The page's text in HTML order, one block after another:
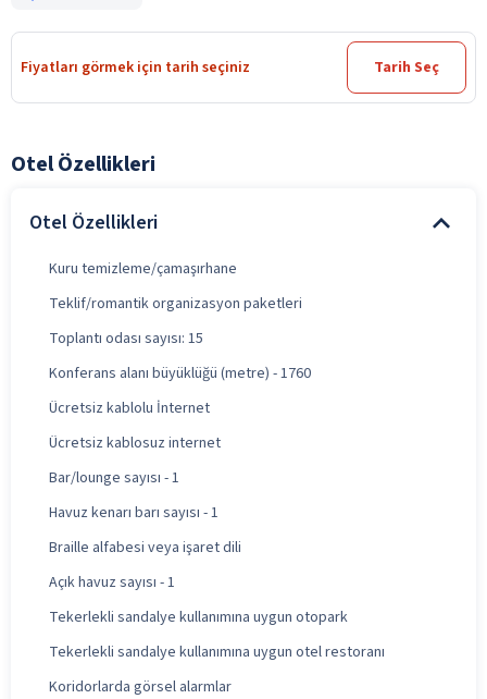
Fiyatları görmek için tarih seçiniz Tarih Seç
Otel Özellikleri
Otel Özellikleri
Kuru temizleme/çamaşırhane
Teklif/romantik organizasyon paketleri
Toplantı odası sayısı: 15
Konferans alanı büyüklüğü (metre) - 1760
Ücretsiz kablolu İnternet
Ücretsiz kablosuz internet
Bar/lounge sayısı - 1
Havuz kenarı barı sayısı - 1
Braille alfabesi veya işaret dili
Açık havuz sayısı - 1
Tekerlekli sandalye kullanımına uygun otopark
Tekerlekli sandalye kullanımına uygun otel restoranı
Koridorlarda görsel alarmlar